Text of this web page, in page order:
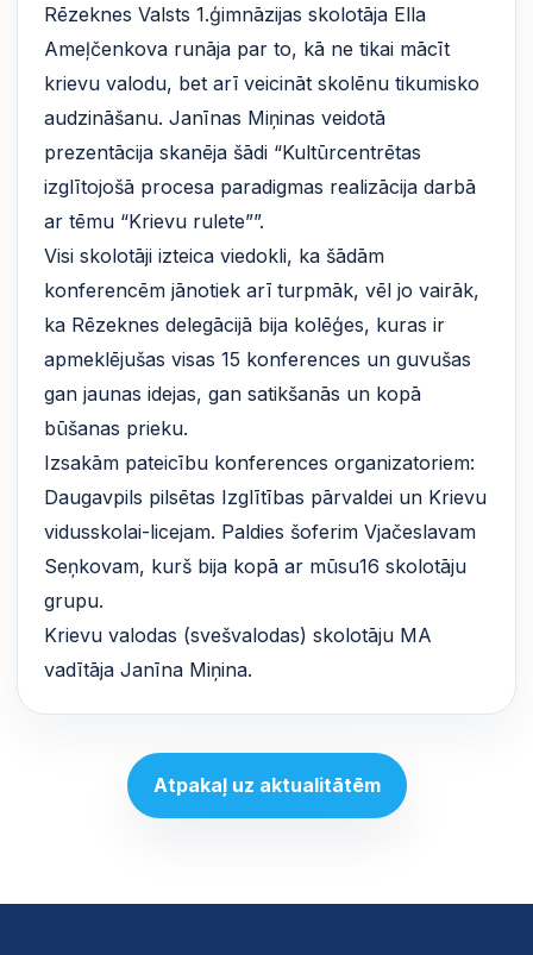
Rēzeknes Valsts 1.ģimnāzijas skolotāja Ella
Ameļčenkova runāja par to, kā ne tikai mācīt
krievu valodu, bet arī veicināt skolēnu tikumisko
audzināšanu. Janīnas Miņinas veidotā
prezentācija skanēja šādi “Kultūrcentrētas
izglītojošā procesa paradigmas realizācija darbā
ar tēmu “Krievu rulete””.
Visi skolotāji izteica viedokli, ka šādām
konferencēm jānotiek arī turpmāk, vēl jo vairāk,
ka Rēzeknes delegācijā bija kolēģes, kuras ir
apmeklējušas visas 15 konferences un guvušas
gan jaunas idejas, gan satikšanās un kopā
būšanas prieku.
Izsakām pateicību konferences organizatoriem:
Daugavpils pilsētas Izglītības pārvaldei un Krievu
vidusskolai-licejam. Paldies šoferim Vjačeslavam
Seņkovam, kurš bija kopā ar mūsu16 skolotāju
grupu.
Krievu valodas (svešvalodas) skolotāju MA
vadītāja Janīna Miņina.
Atpakaļ uz aktualitātēm